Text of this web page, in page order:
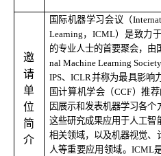
邀
请
单
位
简
介
国际机器学习会议（
Learning ， ICML）是致力
的专业人士的首要聚会，由
nal Machine Learning
IPS、ICLR并称为最具影响
国计算机学会（CCF）推荐
因展示和发表机器学习各个
这些研究成果应用于人工智
相关领域，以及机器视觉、
人等重要应用领域。 ICML